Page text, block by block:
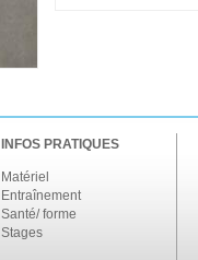
INFOS PRATIQUES
Matériel
Entraînement
Santé/ forme
Stages